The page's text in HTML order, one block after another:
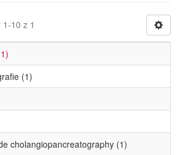
10 z 1
(1)
cholangiopancreatography (1)